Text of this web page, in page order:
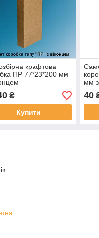
крафтова
ПР 77*23*200 мм
₴
Купити
мм
40